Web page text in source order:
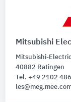
Mitsubishi
Mitsubishi-
40882 Ratingen
Tel. +49 2102